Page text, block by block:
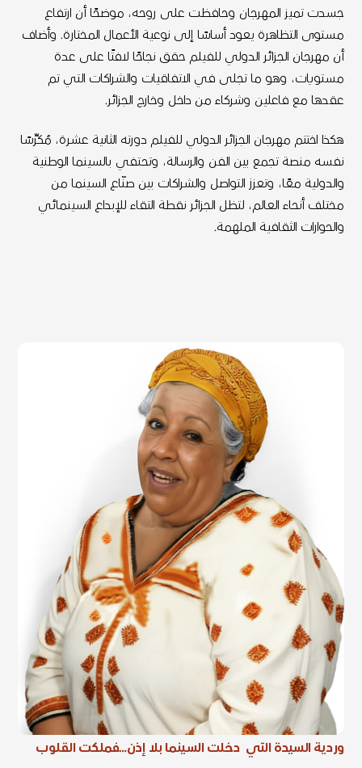
جسدت تميز المهرجان وحافظت على روحه، موضحًا أن ارتفاع
مستوى التظاهرة يعود أساسًا إلى نوعية الأعمال المختارة. وأضاف
أن مهرجان الجزائر الدولي للفيلم حقق نجاحًا لافتًا على عدة
مستويات، وهو ما تجلى في الاتفاقيات والشراكات التي تم
عقدها مع فاعلين وشركاء من داخل وخارج الجزائر.
هكذا اختتم مهرجان الجزائر الدولي للفيلم دورته الثانية عشرة، مُكرِّسًا
نفسه منصة تجمع بين الفن والرسالة، وتحتفي بالسينما الوطنية
والدولية معًا، وتعزز التواصل والشراكات بين صنّاع السينما من
مختلف أنحاء العالم، لتظل الجزائر نقطة التقاء للإبداع السينمائي
والحوارات الثقافية الملهمة.
وردية السيدة التي دخلت السينما بلا إذن…فملكت القلوب